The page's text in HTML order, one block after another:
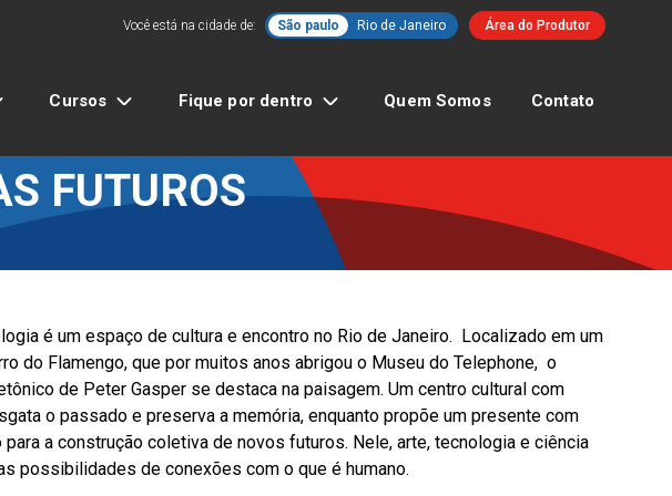
Você está na cidade de: São paulo Rio de Janeiro Área do Produtor
Cursos Fique por dentro Quem Somos Contato
FUTUROS
é um espaço de cultura e encontro no Rio de Janeiro. Localizado em um
do Flamengo, que por muitos anos abrigou o Museu do Telephone, o
de Peter Gasper se destaca na paisagem. Um centro cultural com
o passado e preserva a memória, enquanto propõe um presente com
a construção coletiva de novos futuros. Nele, arte, tecnologia e ciência
possibilidades de conexões com o que é humano.